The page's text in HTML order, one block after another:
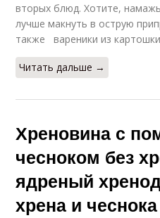
вторых блюд. Хотите,
лучше макнуть в острую
также вареники из
Читать дальше →
Хреновина с
чесноком без
ядреный
хрена и чеснока